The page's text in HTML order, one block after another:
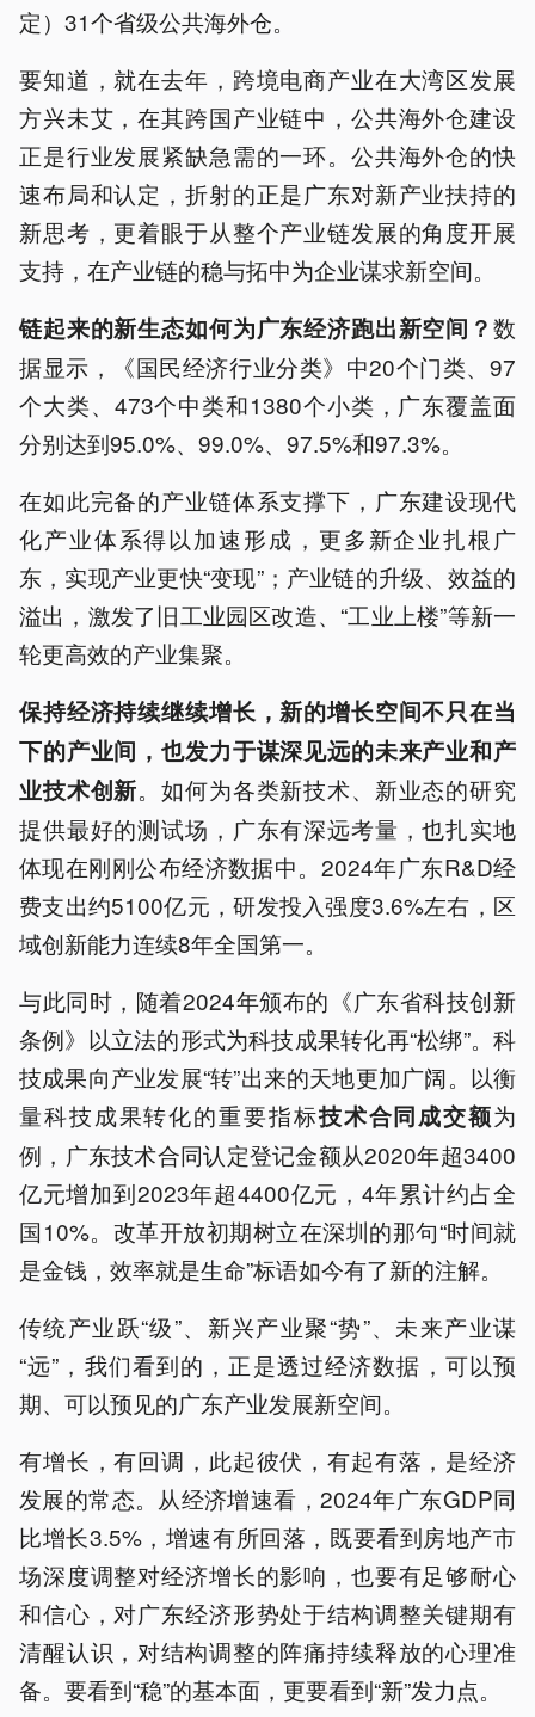
定）31个省级公共海外仓。
要知道，就在去年，跨境电商产业在大湾区发展
方兴未艾，在其跨国产业链中，公共海外仓建设
正是行业发展紧缺急需的一环。公共海外仓的快
速布局和认定，折射的正是广东对新产业扶持的
新思考，更着眼于从整个产业链发展的角度开展
支持，在产业链的稳与拓中为企业谋求新空间。
链起来的新生态如何为广东经济跑出新空间？数
据显示，《国民经济行业分类》中20个门类、97
个大类、473个中类和1380个小类，广东覆盖面
分别达到95.0%、99.0%、97.5%和97.3%。
在如此完备的产业链体系支撑下，广东建设现代
化产业体系得以加速形成，更多新企业扎根广
东，实现产业更快“变现”；产业链的升级、效益的
溢出，激发了旧工业园区改造、“工业上楼”等新一
轮更高效的产业集聚。
保持经济持续继续增长，新的增长空间不只在当
下的产业间，也发力于谋深见远的未来产业和产
业技术创新。如何为各类新技术、新业态的研究
提供最好的测试场，广东有深远考量，也扎实地
体现在刚刚公布经济数据中。2024年广东R&D经
费支出约5100亿元，研发投入强度3.6%左右，区
域创新能力连续8年全国第一。
与此同时，随着2024年颁布的《广东省科技创新
条例》以立法的形式为科技成果转化再“松绑”。科
技成果向产业发展“转”出来的天地更加广阔。以衡
量科技成果转化的重要指标技术合同成交额为
例，广东技术合同认定登记金额从2020年超3400
亿元增加到2023年超4400亿元，4年累计约占全
国10%。改革开放初期树立在深圳的那句“时间就
是金钱，效率就是生命”标语如今有了新的注解。
传统产业跃“级”、新兴产业聚“势”、未来产业谋
“远”，我们看到的，正是透过经济数据，可以预
期、可以预见的广东产业发展新空间。
有增长，有回调，此起彼伏，有起有落，是经济
发展的常态。从经济增速看，2024年广东GDP同
比增长3.5%，增速有所回落，既要看到房地产市
场深度调整对经济增长的影响，也要有足够耐心
和信心，对广东经济形势处于结构调整关键期有
清醒认识，对结构调整的阵痛持续释放的心理准
备。要看到“稳”的基本面，更要看到“新”发力点。